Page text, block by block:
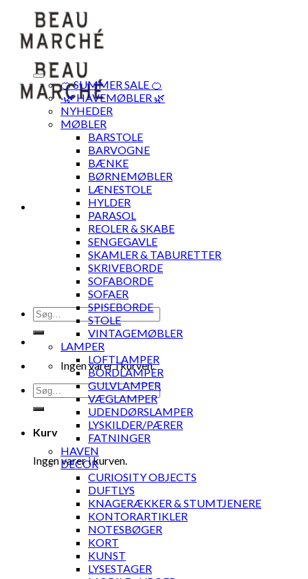
content
Søg
efter:
Ingen varer i kurven.
Søg
efter:
Kurv
Ingen varer i kurven.
🍊 SUMMER SALE 🍊
·🌿 HAVEMØBLER 🌿
NYHEDER
MØBLER
BARSTOLE
BARVOGNE
BÆNKE
BØRNEMØBLER
LÆNESTOLE
HYLDER
PARASOL
REOLER & SKABE
SENGEGAVLE
SKAMLER & TABURETTER
SKRIVEBORDE
SOFABORDE
SOFAER
SPISEBORDE
STOLE
VINTAGEMØBLER
LAMPER
LOFTLAMPER
BORDLAMPER
GULVLAMPER
VÆGLAMPER
UDENDØRSLAMPER
LYSKILDER/PÆRER
FATNINGER
HAVEN
DECOR
CURIOSITY OBJECTS
DUFTLYS
KNAGERÆKKER & STUMTJENERE
KONTORARTIKLER
NOTESBØGER
KORT
KUNST
LYSESTAGER